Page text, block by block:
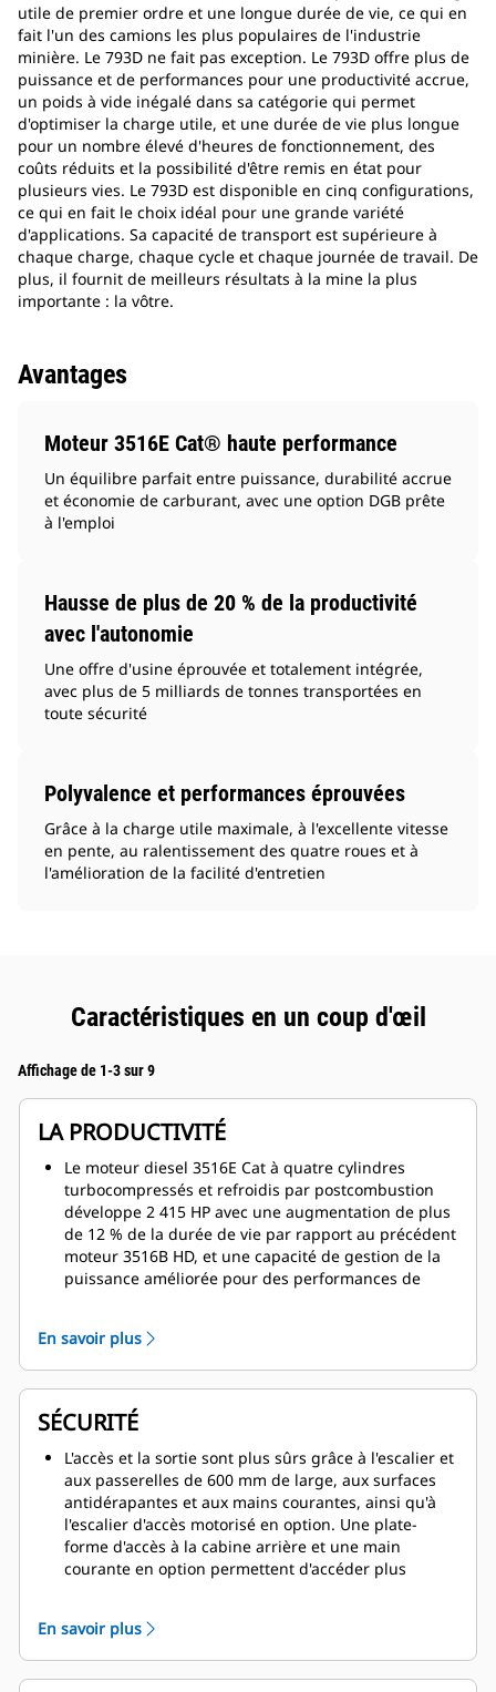
utile de premier ordre et une longue durée de vie, ce qui en
fait l'un des camions les plus populaires de l'industrie
minière. Le 793D ne fait pas exception. Le 793D offre plus de
puissance et de performances pour une productivité accrue,
un poids à vide inégalé dans sa catégorie qui permet
d'optimiser la charge utile, et une durée de vie plus longue
pour un nombre élevé d'heures de fonctionnement, des
coûts réduits et la possibilité d'être remis en état pour
plusieurs vies. Le 793D est disponible en cinq configurations,
ce qui en fait le choix idéal pour une grande variété
d'applications. Sa capacité de transport est supérieure à
chaque charge, chaque cycle et chaque journée de travail. De
plus, il fournit de meilleurs résultats à la mine la plus
importante : la vôtre.
Avantages
Moteur 3516E Cat® haute performance
Un équilibre parfait entre puissance, durabilité accrue
et économie de carburant, avec une option DGB prête
à l'emploi
Hausse de plus de 20 % de la productivité
avec l'autonomie
Une offre d'usine éprouvée et totalement intégrée,
avec plus de 5 milliards de tonnes transportées en
toute sécurité
Polyvalence et performances éprouvées
Grâce à la charge utile maximale, à l'excellente vitesse
en pente, au ralentissement des quatre roues et à
l'amélioration de la facilité d'entretien
Caractéristiques en un coup d'œil
Affichage de 1-3 sur 9
LA PRODUCTIVITÉ
Le moteur diesel 3516E Cat à quatre cylindres
turbocompressés et refroidis par postcombustion
développe 2 415 HP avec une augmentation de plus
de 12 % de la durée de vie par rapport au précédent
moteur 3516B HD, et une capacité de gestion de la
puissance améliorée pour des performances de
La réserve de couple nette de 23 % offre une force
de surcharge inégalée lors de l'accélération, sur des
pentes raides et sur des terrains irréguliers. La
réserve de couple s'adapte aux points de passage
des rapports afin de garantir une efficacité
maximale et des temps de cycle rapides.
La transmission powershift à six vitesses Cat et la
chaîne cinématique mécanique, associées au
moteur 3516B à forte cylindrée et à injection
électronique, fournissent une puissance et une
efficacité constantes pour des performances
aux machines concurrentes. Il permet de
transporter plus de marchandises à chaque
chargement, tout en améliorant la durée de vie des
En savoir plus
SÉCURITÉ
L'accès et la sortie sont plus sûrs grâce à l'escalier et
aux passerelles de 600 mm de large, aux surfaces
antidérapantes et aux mains courantes, ainsi qu'à
l'escalier d'accès motorisé en option. Une plate-
forme d'accès à la cabine arrière et une main
courante en option permettent d'accéder plus
Un circuit de freinage breveté offre un freinage et
un ralentissement immédiats et résistants, ce qui
améliore la maniabilité.
En savoir plus